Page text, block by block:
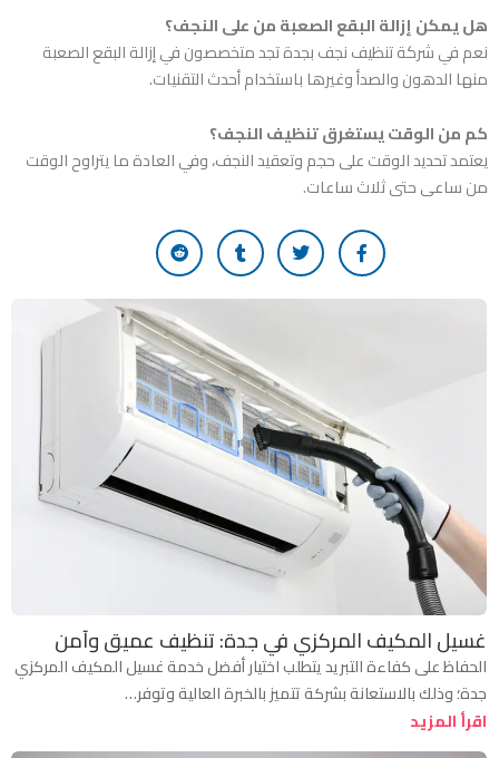
هل يمكن إزالة البقع الصعبة من على النجف؟
نعم فيشركة تنظيف نجف بجدةتجد متخصصون في إزالة البقع الصعبة
منها الدهون والصدأ وغيرها باستخدام أحدث التقنيات.
كم من الوقت يستغرق تنظيف النجف؟
يعتمد تحديد الوقت على حجم وتعقيد النجف، وفي العادة ما يتراوح الوقت
من ساعى حتى ثلاث ساعات.
غسيل المكيف المركزي في جدة: تنظيف عميق وآمن
الحفاظ على كفاءة التبريد يتطلب اختيار أفضل خدمة غسيل المكيف المركزي
جدة؛ وذلك بالاستعانة بشركة تتميز بالخبرة العالية وتوفر…
اقرأ المزيد